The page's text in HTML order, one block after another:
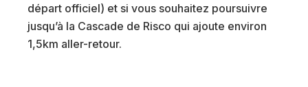
départ officiel) et si vous souhaitez poursuivre
jusqu’à la Cascade de Risco qui ajoute environ
1,5km aller-retour.